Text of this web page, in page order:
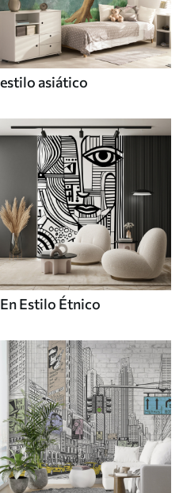
estilo asiático
En Estilo Étnico